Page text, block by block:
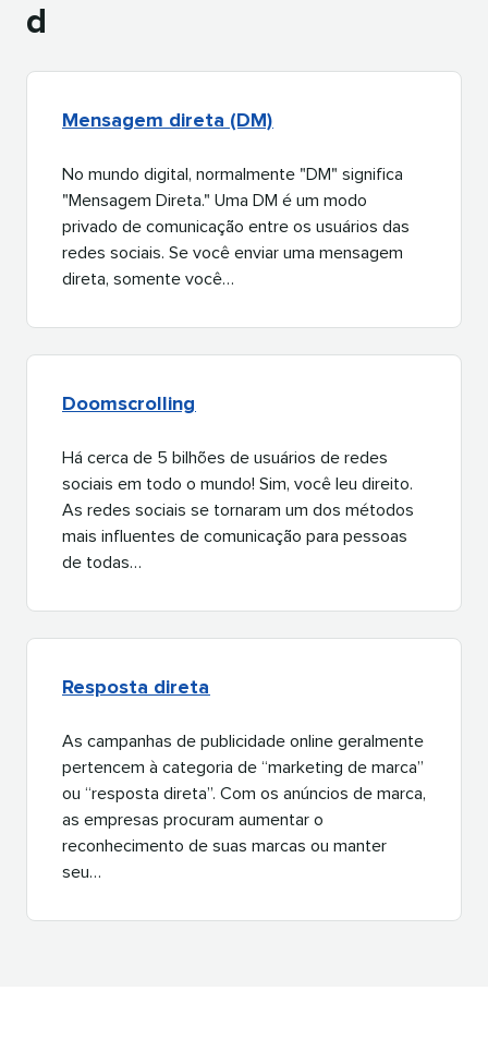
d​​
Mensagem direta (DM)​​
No mundo digital, normalmente "DM" significa
"Mensagem Direta." Uma DM é um modo
privado de comunicação entre os usuários das
redes sociais. Se você enviar uma mensagem
direta, somente você…​​
Doomscrolling​​
Há cerca de 5 bilhões de usuários de redes
sociais em todo o mundo! Sim, você leu direito.
As redes sociais se tornaram um dos métodos
mais influentes de comunicação para pessoas
de todas…​​
Resposta direta​​
As campanhas de publicidade online geralmente
pertencem à categoria de “marketing de marca”
ou “resposta direta”. Com os anúncios de marca,
as empresas procuram aumentar o
reconhecimento de suas marcas ou manter
seu…​​